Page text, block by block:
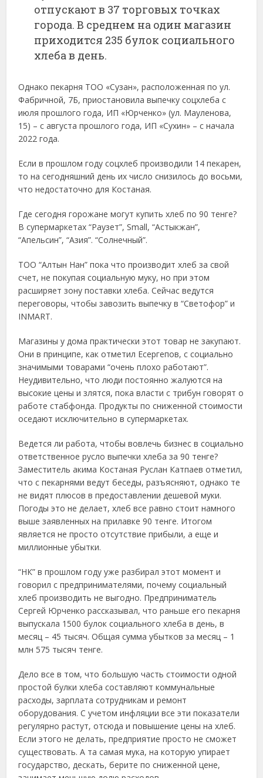
отпускают в 37 торговых точках
города. В среднем на один магазин
приходится 235 булок социального
хлеба в день.
Однако пекарня ТОО «Сузан», расположенная по ул.
Фабричной, 7Б, приостановила выпечку соцхлеба с
июля прошлого года, ИП «Юрченко» (ул. Мауленова,
15) – с августа прошлого года, ИП «Сухин» – с начала
2022 года.
Если в прошлом году соцхлеб производили 14 пекарен,
то на сегодняшний день их число снизилось до восьми,
что недостаточно для Костаная.
Где сегодня горожане могут купить хлеб по 90 тенге?
В супермаркетах “Раузет”, Small, “Астыкжан”,
“Апельсин”, “Азия”. “Солнечный”.
ТОО “Алтын Нан” пока что производит хлеб за свой
счет, не покупая социальную муку, но при этом
расширяет зону поставки хлеба. Сейчас ведутся
переговоры, чтобы завозить выпечку в “Светофор” и
INMART.
Магазины у дома практически этот товар не закупают.
Они в принципе, как отметил Есергепов, с социально
значимыми товарами “очень плохо работают”.
Неудивительно, что люди постоянно жалуются на
высокие цены и злятся, пока власти с трибун говорят о
работе стабфонда. Продукты по сниженной стоимости
оседают исключительно в супермаркетах.
Ведется ли работа, чтобы вовлечь бизнес в социально
ответственное русло выпечки хлеба за 90 тенге?
Заместитель акима Костаная Руслан Катпаев отметил,
что с пекарнями ведут беседы, разъясняют, однако те
не видят плюсов в предоставлении дешевой муки.
Погоды это не делает, хлеб все равно стоит намного
выше заявленных на прилавке 90 тенге. Итогом
является не просто отсутствие прибыли, а еще и
миллионные убытки.
“НК” в прошлом году уже разбирал этот момент и
говорил с предпринимателями, почему социальный
хлеб производить не выгодно. Предприниматель
Сергей Юрченко рассказывал, что раньше его пекарня
выпускала 1500 булок социального хлеба в день, в
месяц – 45 тысяч. Общая сумма убытков за месяц – 1
млн 575 тысяч тенге.
Дело все в том, что большую часть стоимости одной
простой булки хлеба составляют коммунальные
расходы, зарплата сотрудникам и ремонт
оборудования. С учетом инфляции все эти показатели
регулярно растут, отсюда и повышение цены на хлеб.
Если этого не делать, предприятие просто не сможет
существовать. А та самая мука, на которую упирает
государство, дескать, берите по сниженной цене,